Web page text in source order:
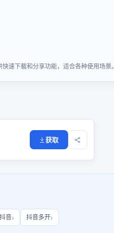
速下载和分享功能，适合各种使用场景。
获取
抖音 抖音多开